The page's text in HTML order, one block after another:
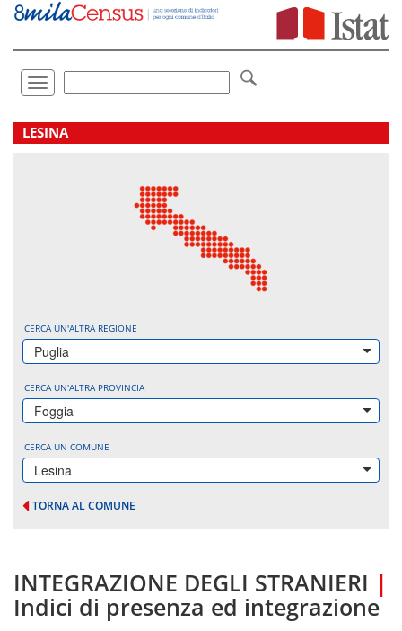
Vai
direttamente
Toggle
navigation
LESINA
CERCA UN'ALTRA REGIONE
Puglia
CERCA UN'ALTRA PROVINCIA
Foggia
CERCA UN COMUNE
Lesina
TORNA AL COMUNE
INTEGRAZIONE DEGLI STRANIERI |
Indici di presenza ed integrazione